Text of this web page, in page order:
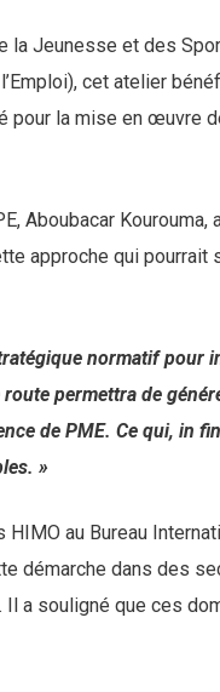
Jeunesse et des
cet atelier
pour la mise en œuvre
Aboubacar
approche qui pourrait
normatif pour
permettra de
de PME. Ce qui, in
»
au Bureau
démarche dans des
a souligné que ces
dernières nouvelles,